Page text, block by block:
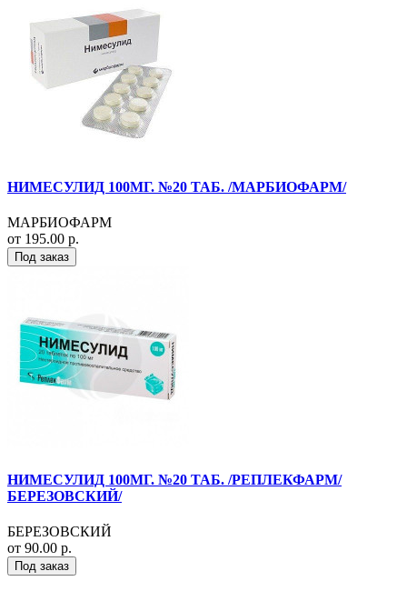
НИМЕСУЛИД 100МГ. №20 ТАБ. /МАРБИОФАРМ/
МАРБИОФАРМ
от 195.00 р.
Под заказ
НИМЕСУЛИД 100МГ. №20 ТАБ. /РЕПЛЕКФАРМ/
БЕРЕЗОВСКИЙ/
БЕРЕЗОВСКИЙ
от 90.00 р.
Под заказ